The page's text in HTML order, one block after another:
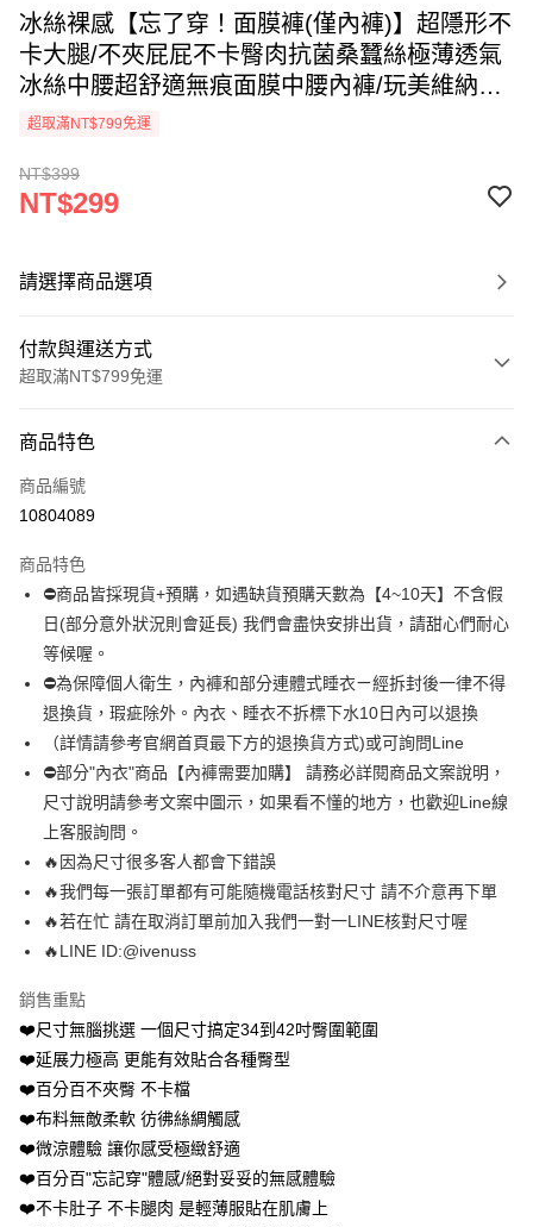
冰絲裸感【忘了穿！面膜褲(僅內褲)】超隱形不
卡大腿/不夾屁屁不卡臀肉抗菌桑蠶絲極薄透氣
冰絲中腰超舒適無痕面膜中腰內褲/玩美維納
斯/34-42吋臀圍可穿/iVENUS 性感內衣褲快時
超取滿NT$799免運
NT$399
NT$299
請選擇商品選項
付款與運送方式
超取滿NT$799免運
信用卡一次付款
超商取貨付款
Apple Pay
街口支付
悠遊付
全盈+PAY
AFTEE先享後付
相關說明
【關於「AFTEE先享後付」】
AFTEE先享後付是「在收到商品之後才付款」的支付方式。 讓您購物簡單
便利好安心！
１．簡單：不需註冊會員、不需綁卡、不需儲值。
３．安心：先確認商品／服務後，再付款。
１．於結帳方式選擇「AFTEE先享後付」後，將跳轉至「AFTEE先享後付」
結帳頁面，進行簡訊認證並確認金額後，即可完成結帳。
２．訂單成立數日內，您將收到繳費通知簡訊。
３．收到繳費通知簡訊後14天內，點擊此簡訊中的連結，可透過四大超商／
ATM／網路銀行／等多元方式進行付款，方視為交易完成。
※ 請注意：結帳手續完成當下不需立刻繳費，但若您需要取消訂單，請聯絡
購買商品的店家。未經商家同意取消之訂單仍視為有效，需透過AFTEE先享
後付繳納相關費用。
是否繳費成功／繳費後需取消欲退款等相關疑問，請聯繫「AFTEE先享後付
客戶支援中心」https://netprotections.freshdesk.com/support/home
ATM付款
運送方式
全家 取貨付款約3～4天到貨
付款後全家取貨
每筆NT$80，滿NT$799(含以上)免運費
萊爾富 取貨付款約3～4天到貨
每筆NT$80，滿NT$799(含以上)免運費
每筆NT$80，滿NT$799(含以上)免運費
商品特色
商品編號
10804089
商品特色
⛔商品皆採現貨+預購，如遇缺貨預購天數為【4~10天】不含假
日(部分意外狀況則會延長) 我們會盡快安排出貨，請甜心們耐心
等候喔。
⛔為保障個人衛生，內褲和部分連體式睡衣ㄧ經拆封後一律不得
退換貨，瑕疵除外。內衣、睡衣不拆標下水10日內可以退換
（詳情請參考官網首頁最下方的退換貨方式)或可詢問Line
⛔部分"內衣"商品【內褲需要加購】 請務必詳閱商品文案說明，
尺寸說明請參考文案中圖示，如果看不懂的地方，也歡迎Line線
上客服詢問。
🔥因為尺寸很多客人都會下錯誤
🔥我們每一張訂單都有可能隨機電話核對尺寸 請不介意再下單
🔥若在忙 請在取消訂單前加入我們一對一LINE核對尺寸喔
🔥LINE ID:@ivenuss
銷售重點
❤️尺寸無腦挑選 一個尺寸搞定34到42吋臀圍範圍
❤️延展力極高 更能有效貼合各種臀型
❤️百分百不夾臀 不卡檔
❤️布料無敵柔軟 彷彿絲綢觸感
❤️微涼體驗 讓你感受極緻舒適
❤️百分百"忘記穿"體感/絕對妥妥的無感體驗
❤️不卡肚子 不卡腿肉 是輕薄服貼在肌膚上